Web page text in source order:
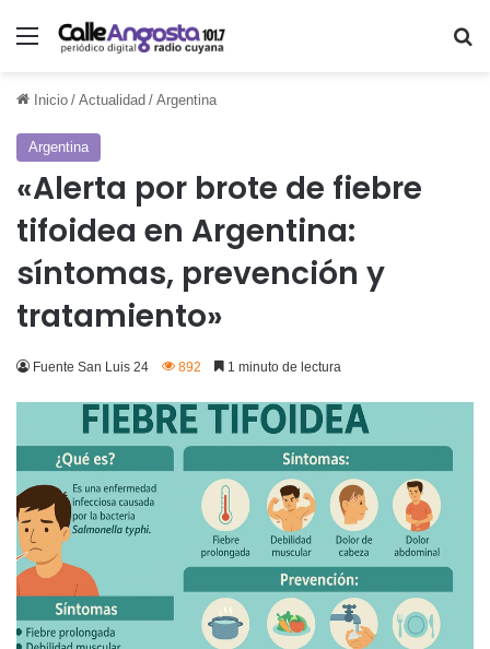
Menú
Inicio / Actualidad / Argentina
Argentina
«Alerta por brote de fiebre
tifoidea en Argentina:
síntomas, prevención y
tratamiento»
Fuente San Luis 24 892 1 minuto de lectura